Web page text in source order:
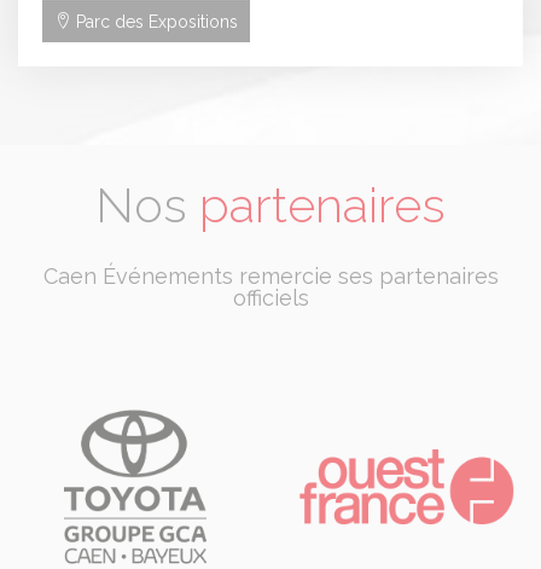
Parc des Expositions
Nos partenaires
Caen Événements remercie ses partenaires
officiels